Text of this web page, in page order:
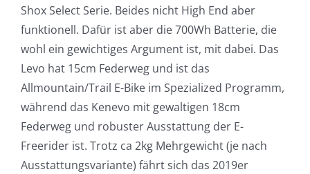
Shox Select Serie. Beides nicht High End aber
funktionell. Dafür ist aber die 700Wh Batterie, die
wohl ein gewichtiges Argument ist, mit dabei. Das
Levo hat 15cm Federweg und ist das
Allmountain/Trail E-Bike im Spezialized Programm,
während das Kenevo mit gewaltigen 18cm
Federweg und robuster Ausstattung der E-
Freerider ist. Trotz ca 2kg Mehrgewicht (je nach
Ausstattungsvariante) fährt sich das 2019er